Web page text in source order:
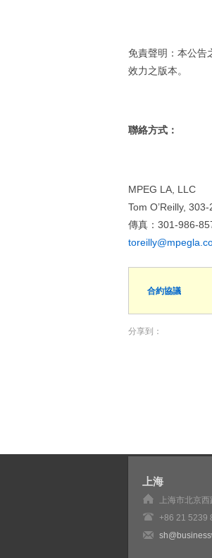
免責聲明：本公告
效力之版本。
聯絡方式 ：
MPEG LA, LLC
Tom O’Reilly,
傳真：301-986-
合約協議
分享到：
上海
上海市北京
+86 21 5239